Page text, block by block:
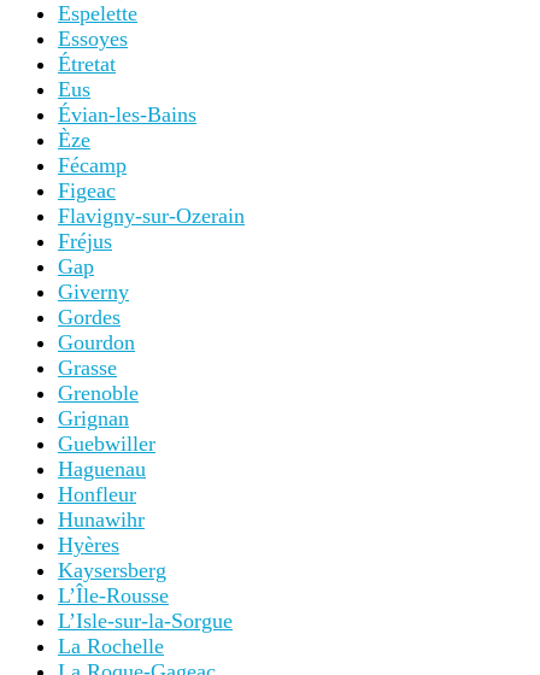
Espelette
Essoyes
Étretat
Eus
Évian-les-Bains
Èze
Fécamp
Figeac
Flavigny-sur-Ozerain
Fréjus
Gap
Giverny
Gordes
Gourdon
Grasse
Grenoble
Grignan
Guebwiller
Haguenau
Honfleur
Hunawihr
Hyères
Kaysersberg
L’Île-Rousse
L’Isle-sur-la-Sorgue
La Rochelle